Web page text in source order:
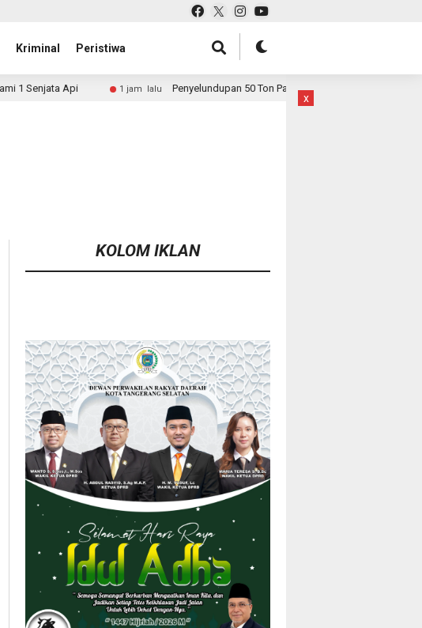
Kriminal Peristiwa
1 jam lalu Penyelundupan 50 Ton Pasir Timah ke Malaysia Dibongkar, Bareskrim Buru
KOLOM IKLAN
x